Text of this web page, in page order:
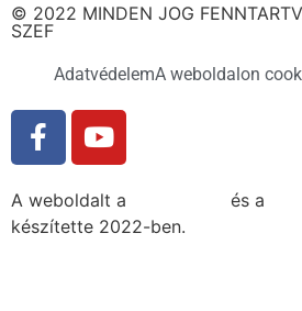
© 2022 MINDEN JOG
SZEF
AdatvédelemA weboldalon
A weboldalt a és a
készítette 2022-ben.